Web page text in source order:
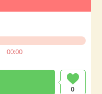
00:00
0